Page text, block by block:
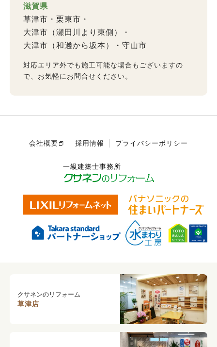
滋賀県
草津市
栗東市
大津市（瀬田川より東側）
大津市（和邇から坂本）
守山市
対応エリア外でも施工可能な場合もございますの
で、お気軽にお問合せください。
会社概要 採用情報 プライバシーポリシー
クサネンのリフォーム
草津店